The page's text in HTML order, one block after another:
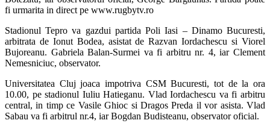
fi urmarita in direct pe www.rugbytv.ro
Stadionul Tepro va gazdui partida Poli Iasi – Dinamo Bucuresti,
arbitrata de Ionut Bodea, asistat de Razvan Iordachescu si Viorel
Bujoreanu. Gabriela Balan-Surmei va fi arbitru nr. 4, iar Clement
Nemesniciuc, observator.
Universitatea Cluj joaca impotriva CSM Bucuresti, tot de la ora
10.00, pe stadionul Iuliu Hatieganu. Vlad Iordachescu va fi arbitru
central, in timp ce Vasile Ghioc si Dragos Preda il vor asista. Vlad
Sabau va fi arbitrul nr.4, iar Bogdan Budisteanu, observator oficial.